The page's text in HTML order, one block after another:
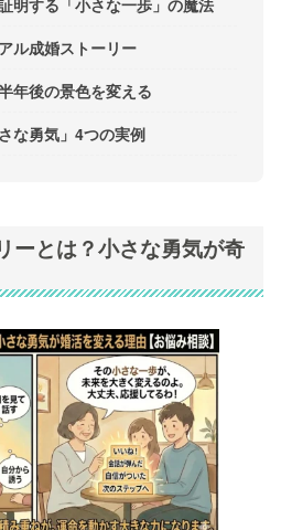
明する「小さな一歩」の魔法
ル成婚ストーリー
年後の景色を変える
な勇気」4つの実例
ーとは？小さな勇気が奇